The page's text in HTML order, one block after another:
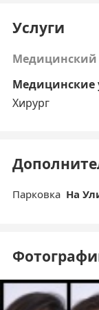
Услуги
Медицинский
Медицинские
Хирург
Парковка На